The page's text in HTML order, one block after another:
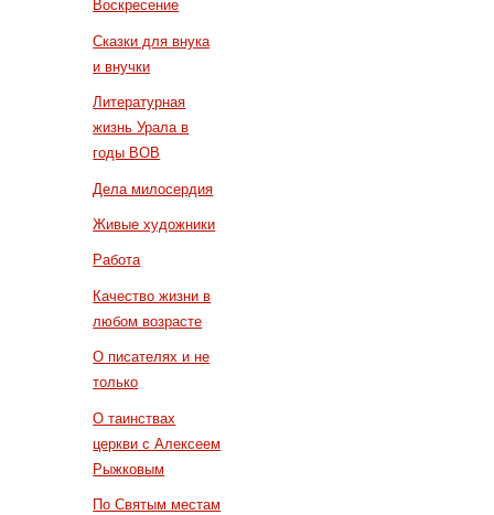
Воскресение
Сказки для внука
и внучки
Литературная
жизнь Урала в
годы ВОВ
Дела милосердия
Живые художники
Работа
Качество жизни в
любом возрасте
О писателях и не
только
О таинствах
церкви с Алексеем
Рыжковым
По Святым местам